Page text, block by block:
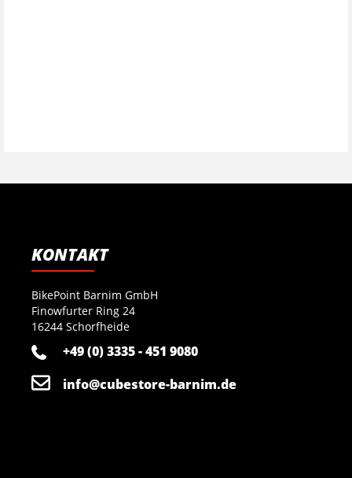
KONTAKT
BikePoint Barnim GmbH
Finowfurter Ring 24
16244 Schorfheide
+49 (0) 3335 - 451 9080
info@cubestore-barnim.de